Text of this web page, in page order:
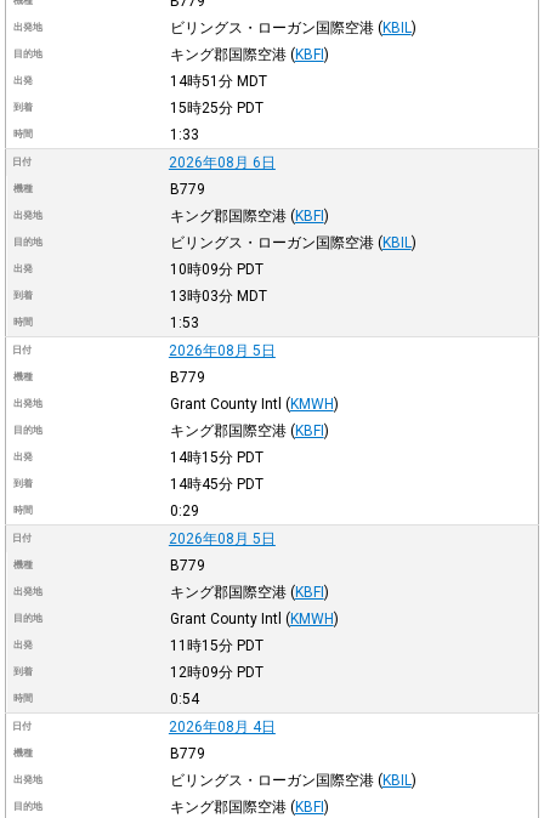
出発地 ビリングス・ローガン国際空港 (KBIL)
目的地 キング郡国際空港 (KBFI)
出発 14時51分 MDT
到着 15時25分 PDT
時間 1:33
日付 2026年08月 6日
機種 B779
出発地 キング郡国際空港 (KBFI )
目的地 ビリングス・ローガン国際空港 (KBIL)
出発 10時09分 PDT
到着 13時03分 MDT
時間 1:53
日付 2026年08月 5日
機種 B779
出発地 Grant County Intl (KMWH)
目的地 キング郡国際空港 (KBFI)
出発 14時15分 PDT
到着 14時45分 PDT
時間 0:29
日付 2026年08月 5日
機種 B779
出発地 キング郡国際空港 (KBFI )
目的地 Grant County Intl (KMWH)
出発 11時15分 PDT
到着 12時09分 PDT
時間 0:54
日付 2026年08月 4日
機種 B779
出発地 ビリングス・ローガン国際空港 (KBIL)
目的地 キング郡国際空港 (KBFI)